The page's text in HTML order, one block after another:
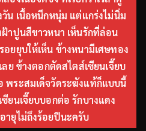
น เนื้อหนึกหนุ่ม แต่แกร่งไม่นิ่ม
าปูนสีขาวหนา เห็นรักที่ล่อน
ยยุบให้เห็น ข้างหนามีเศษทอง
ลย ข้างตอกตัดสไตส์เซียนเจี๊ยบ
พระสมเด็จวัดระฆังแท้ก็แบบนี้
ยนเจี๊ยบบอกต่อ รักบางแดง
ายุไม่ถึงร้อยปีนะครับ